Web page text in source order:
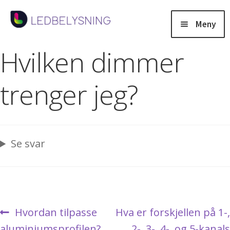
Hopp
Hopp
Meny
Products
search
Lysstyring
Tjenester
Fold
Hvilken dimmer
trenger jeg?
Se svar
Innleggsnavigasjon
Forrige
Hvordan tilpasse
Neste
Hva er forskjellen på 1-,